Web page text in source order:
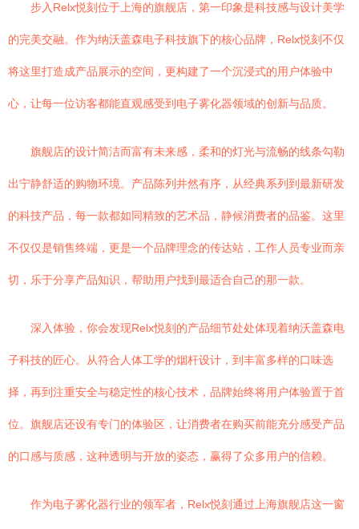
步入Relx悦刻位于上海的旗舰店，第一印象是科技感与设计美学
的完美交融。作为纳沃盖森电子科技旗下的核心品牌，Relx悦刻不仅
将这里打造成产品展示的空间，更构建了一个沉浸式的用户体验中
心，让每一位访客都能直观感受到电子雾化器领域的创新与品质。
旗舰店的设计简洁而富有未来感，柔和的灯光与流畅的线条勾勒
出宁静舒适的购物环境。产品陈列井然有序，从经典系列到最新研发
的科技产品，每一款都如同精致的艺术品，静候消费者的品鉴。这里
不仅仅是销售终端，更是一个品牌理念的传达站，工作人员专业而亲
切，乐于分享产品知识，帮助用户找到最适合自己的那一款。
深入体验，你会发现Relx悦刻的产品细节处处体现着纳沃盖森电
子科技的匠心。从符合人体工学的烟杆设计，到丰富多样的口味选
择，再到注重安全与稳定性的核心技术，品牌始终将用户体验置于首
位。旗舰店还设有专门的体验区，让消费者在购买前能充分感受产品
的口感与质感，这种透明与开放的姿态，赢得了众多用户的信赖。
作为电子雾化器行业的领军者，Relx悦刻通过上海旗舰店这一窗